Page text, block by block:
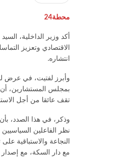
محطة24
أكد وزير الداخلية،
الاقتصادي وتعزيز
انتشاره.
بمجلس المستشارين، أن
تقف عائقا من أجل
وذكر، في هذا الصدد،
نظر الفاعلين
النجاعة والاستباقية
مع دار السكة، مع إصدار